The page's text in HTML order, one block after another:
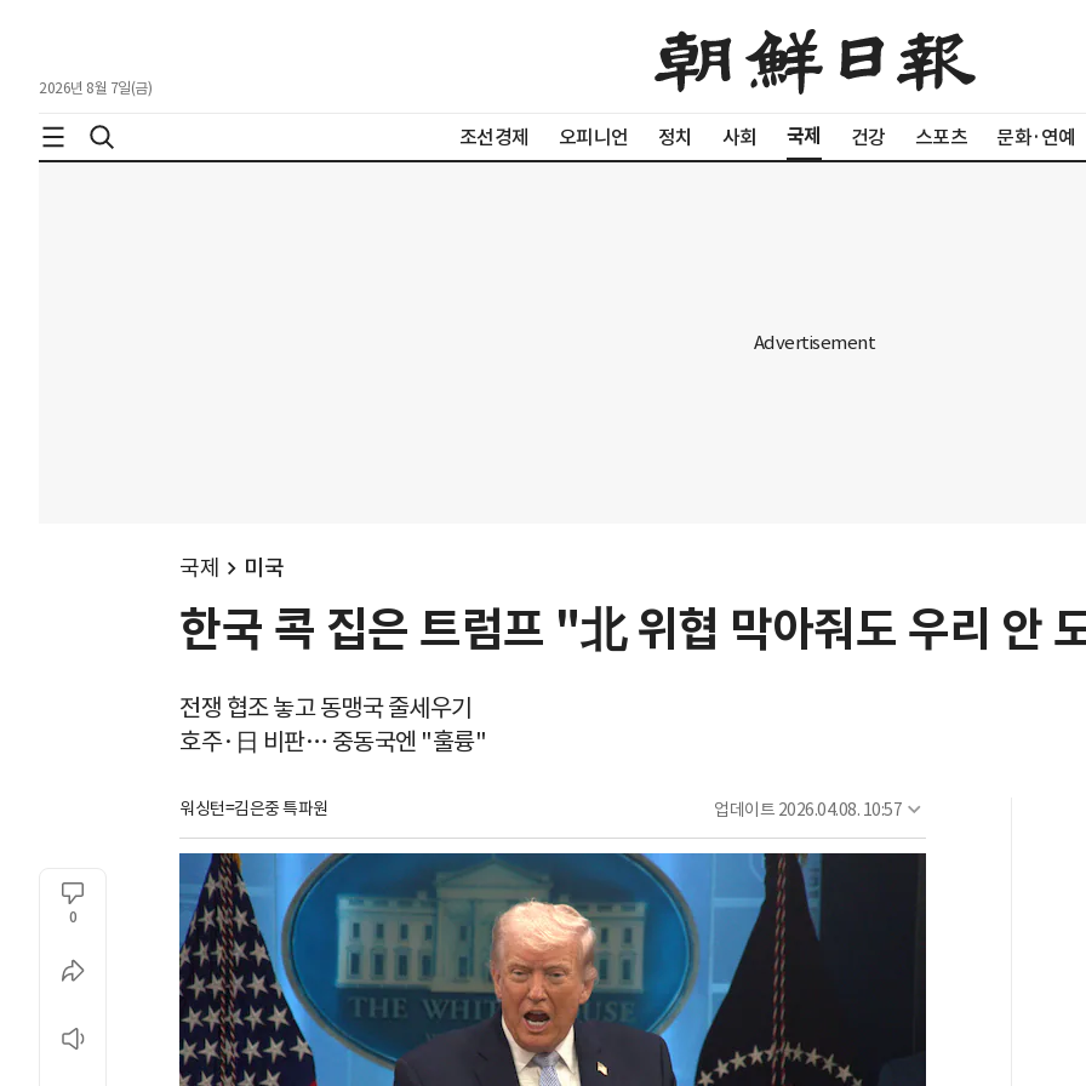
2026년 8월 7일(금)
조선경제 오피니언 정치 사회 국제 건강 스포츠 문화·연예
국제 미국
한국 콕 집은 트럼프 "北 위협 막아줘도 우리 안
전쟁 협조 놓고 동맹국 줄세우기
호주·日 비판… 중동국엔 "훌륭"
워싱턴=김은중 특파원 업데이트 2026.04.08. 10:57
0